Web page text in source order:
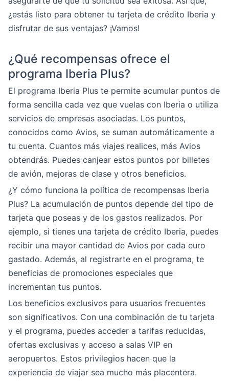
¿estás listo para obtener tu tarjeta de crédito Iberia y
disfrutar de sus ventajas? ¡Vamos!
¿Qué recompensas ofrece el
programa Iberia Plus?
El programa Iberia Plus te permite acumular puntos de
forma sencilla cada vez que vuelas con Iberia o utiliza
servicios de empresas asociadas. Los puntos,
conocidos como Avios, se suman automáticamente a
tu cuenta. Cuantos más viajes realices, más Avios
obtendrás. Puedes canjear estos puntos por billetes
de avión, mejoras de clase y otros beneficios.
¿Y cómo funciona la política de recompensas Iberia
Plus? La acumulación de puntos depende del tipo de
tarjeta que poseas y de los gastos realizados. Por
ejemplo, si tienes una tarjeta de crédito Iberia, puedes
recibir una mayor cantidad de Avios por cada euro
gastado. Además, al registrarte en el programa, te
beneficias de promociones especiales que
incrementan tus puntos.
Los beneficios exclusivos para usuarios frecuentes
son significativos. Con una combinación de tu tarjeta
y el programa, puedes acceder a tarifas reducidas,
ofertas exclusivas y acceso a salas VIP en
aeropuertos. Estos privilegios hacen que la
experiencia de viajar sea mucho más placentera.